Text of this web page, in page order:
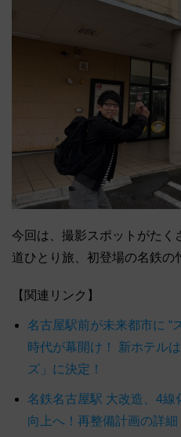
今回は、撮影スポットがたく
道ひとり旅、初登場の名鉄の
【関連リンク】
名古屋駅前が未来都市に “
時代が幕開け！ 新ホテル
ズ」に決定！
名鉄名古屋駅 大改造、4
向上へ！再整備計画の詳細